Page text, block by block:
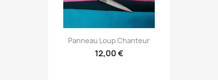
Panneau Loup Chanteur
12,00 €